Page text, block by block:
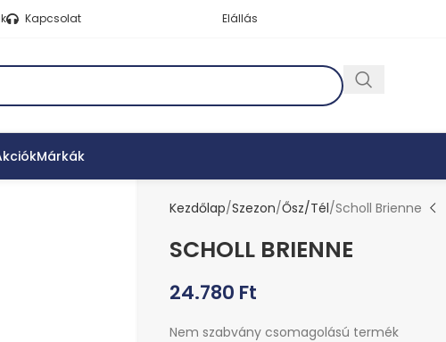
Kapcsolat Elállás
Márkák
Kezdőlap Szezon Ősz/Tél Scholl Brienne
SCHOLL BRIENNE
24.780 Ft
Nem szabvány csomagolású termék